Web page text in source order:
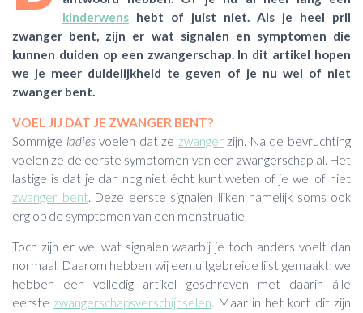
kinderwens hebt of juist niet. Als je heel pril
zwanger bent, zijn er wat signalen en symptomen die
kunnen duiden op een zwangerschap. In dit artikel hopen
we je meer duidelijkheid te geven of je nu wel of niet
zwanger bent.
VOEL JIJ DAT JE ZWANGER BENT?
Sommige ladiesvoelen dat ze zwangerzijn. Na de bevruchting
voelen ze de eerste symptomen van een zwangerschap al. Het
lastige is dat je dan nog niet écht kunt weten of je wel of niet
zwanger bent. Deze eerste signalen lijken namelijk soms ook
erg op de symptomen van een menstruatie.
Toch zijn er wel wat signalen waarbij je toch anders voelt dan
normaal. Daarom hebben wij een uitgebreide lijst gemaakt; we
hebben een volledig artikel geschreven met daarin álle
eerste zwangerschapsverschijnselen. Maar in het kort dit zijn